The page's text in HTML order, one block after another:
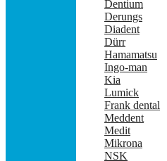
Dentium
Derungs
Diadent
Dürr
Hamamatsu
Ingo-man
Kia
Lumick
Frank dental
Meddent
Medit
Mikrona
NSK